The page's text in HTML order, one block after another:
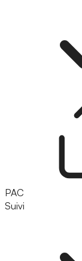
PAC
Suivi